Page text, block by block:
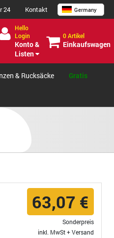
24 Kontakt Germany
Hello
Login
Konto &
Listen
0 Artikel
Einkaufswagen
& Rucksäcke Gratis
63,07 €
Sonderpreis
inkl. MwSt +Versand